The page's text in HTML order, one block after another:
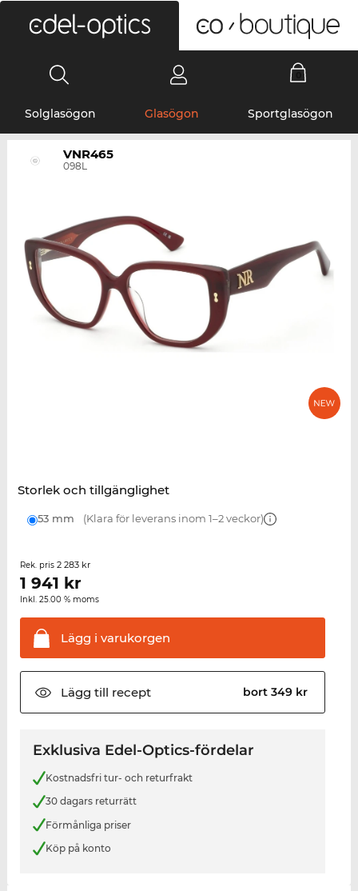
Solglasögon Glasögon Sportglasögon
VNR465
098L
Storlek och tillgänglighet
53 mm (Klara för leverans inom 1–2 veckor)
Rek. pris 2 283 kr
1 941 kr
Inkl. 25.00 % moms
Lägg i varukorgen
Lägg till recept bort 349 kr
Exklusiva Edel-Optics-fördelar
Kostnadsfri tur- och returfrakt
30 dagars returrätt
Förmånliga priser
Köp på konto